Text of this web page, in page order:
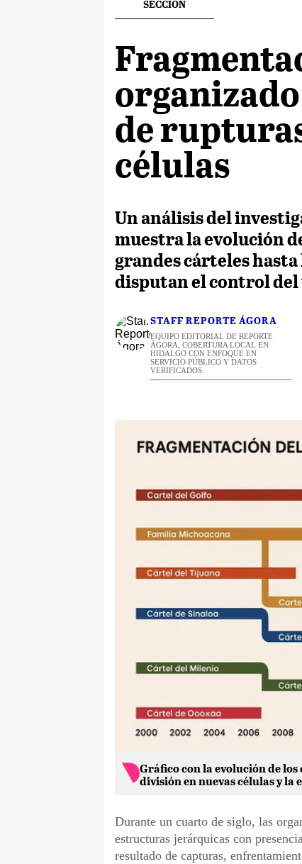
SECCION
organizado
de
células
Un análisis del
muestra la evolución
grandes cárteles hasta
disputan el control
STAFF REPORTE ÁGORA
EQUIPO EDITORIAL DE REPORTE
ÁGORA, COBERTURA LOCAL EN
HIDALGO CON ENFOQUE EN
SERVICIO PÚBLICO Y DATOS
VERIFICADOS.
Gráfico con la evolución de los
división en nuevas células y la
Durante un cuarto de siglo, las
estructuras jerárquicas con
resultado de capturas,